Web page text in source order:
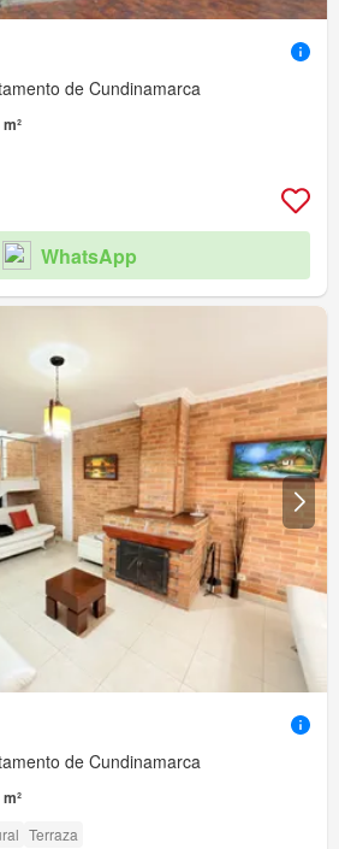
de Cundinamarca
WhatsApp
de Cundinamarca
Terraza